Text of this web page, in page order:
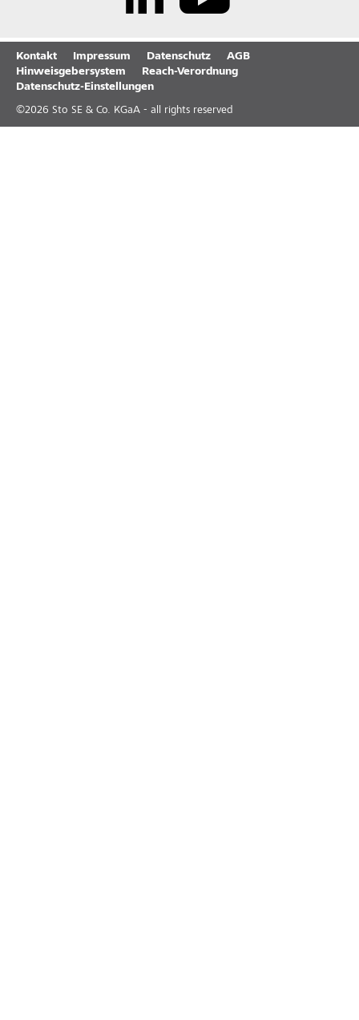
Kontakt Impressum Datenschutz
AGB
Hinweisgebersystem
Reach-Verordnung
Datenschutz-Einstellungen
©2026 Sto SE & Co. KGaA - all rights reserved